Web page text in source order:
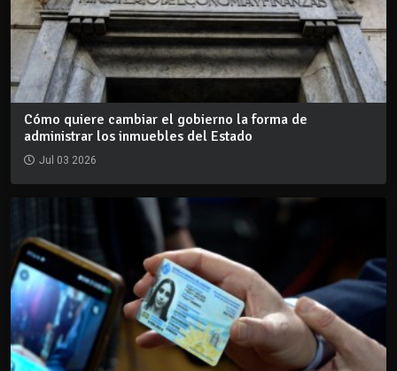
Cómo quiere cambiar el gobierno la forma de
administrar los inmuebles del Estado
Jul 03 2026